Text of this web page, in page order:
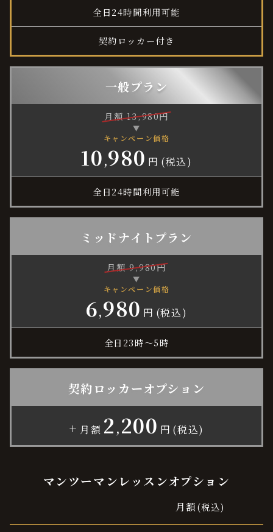
全日24時間利用可能
契約ロッカー付き
一般プラン
月額13,980円
▼
キャンペーン価格
10,980 円 (税込)
全日24時間利用可能
ミッドナイトプラン
月額9,980円
▼
キャンペーン価格
6,980 円 (税込)
全日23時〜5時
契約ロッカーオプション
+ 月額 2 ,200 円 (税込)
マンツーマンレッスンオプション
月額(税込)